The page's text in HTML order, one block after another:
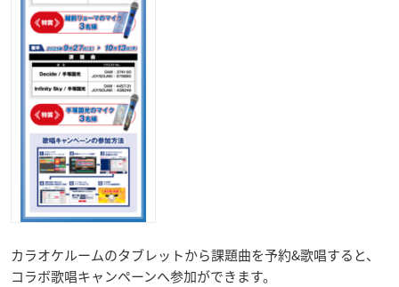
カラオケルームのタブレットから課題曲を予約&歌唱すると、
コラボ歌唱キャンペーンへ参加ができます。